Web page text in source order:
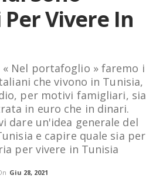
Vivere In
Nel portafoglio » faremo i
che vivono in Tunisia,
per motivi famigliari, sia
in euro che in dinari.
dare un'idea generale del
e capire quale sia per
per vivere in Tunisia
Giu 28, 2021